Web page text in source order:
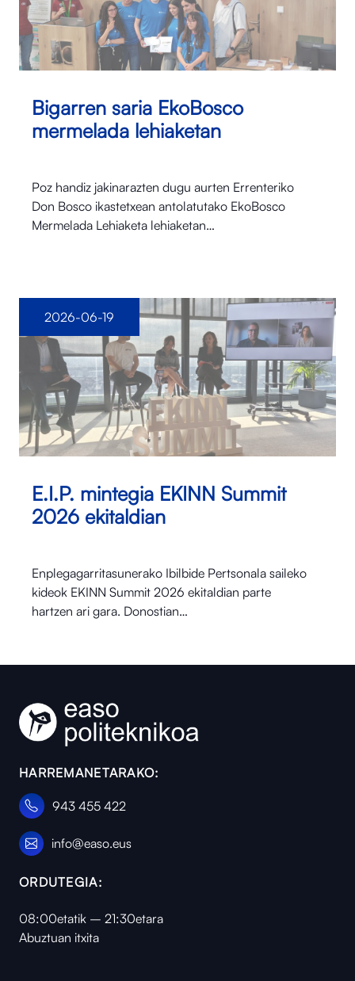
Bigarren saria EkoBosco
mermelada lehiaketan
Poz handiz jakinarazten dugu aurten Errenteriko
Don Bosco ikastetxean antolatutako EkoBosco
Mermelada Lehiaketa lehiaketan…
E.I.P. mintegia EKINN Summit
2026 ekitaldian
Enplegagarritasunerako Ibilbide Pertsonala saileko
kideok EKINN Summit 2026 ekitaldian parte
hartzen ari gara. Donostian…
2026-06-19
HARREMANETARAKO:
943 455 422
info@easo.eus
ORDUTEGIA:
08:00etatik – 21:30etara
Abuztuan itxita